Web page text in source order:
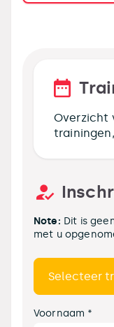
Overzicht
Note: Dit is
met u
Voornaam *